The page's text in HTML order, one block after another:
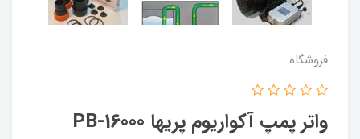
فروشگاه
واتر پمپ آکواریوم پریها PB-16000